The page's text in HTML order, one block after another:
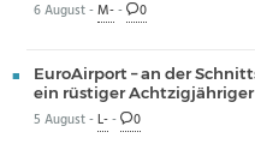
6 August -M-- 0
EuroAirport – an der
ein rüstiger Achtzigjähriger
5 August -L-- 0